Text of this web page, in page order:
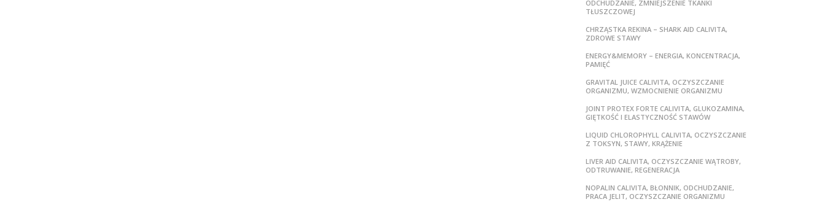
ODCHUDZANIE, ZMNIEJSZENIE TKANKI
TŁUSZCZOWEJ
CHRZĄSTKA REKINA – SHARK AID CALIVITA,
ZDROWE STAWY
ENERGY&MEMORY – ENERGIA, KONCENTRACJA,
PAMIĘĆ
GRAVITAL JUICE CALIVITA, OCZYSZCZANIE
ORGANIZMU, WZMOCNIENIE ORGANIZMU
JOINT PROTEX FORTE CALIVITA, GLUKOZAMINA,
GIĘTKOŚĆ I ELASTYCZNOŚĆ STAWÓW
LIQUID CHLOROPHYLL CALIVITA, OCZYSZCZANIE
Z TOKSYN, STAWY, KRĄŻENIE
LIVER AID CALIVITA, OCZYSZCZANIE WĄTROBY,
ODTRUWANIE, REGENERACJA
NOPALIN CALIVITA, BŁONNIK, ODCHUDZANIE,
PRACA JELIT, OCZYSZCZANIE ORGANIZMU